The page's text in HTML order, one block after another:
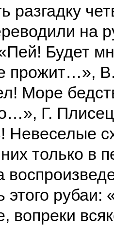
разгадку
на
Будет
прожит…»,
Море
Г.
Невеселые
только в
этого рубаи:
вопреки